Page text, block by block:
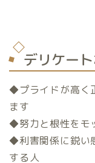
デリケー
◆プライドが高く
ます
◆努力と根性をモ
◆利害関係に鋭い
する人